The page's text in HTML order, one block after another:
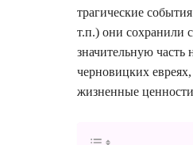
трагические
т.п.) они сохранили
значительную часть
черновицких
жизненные